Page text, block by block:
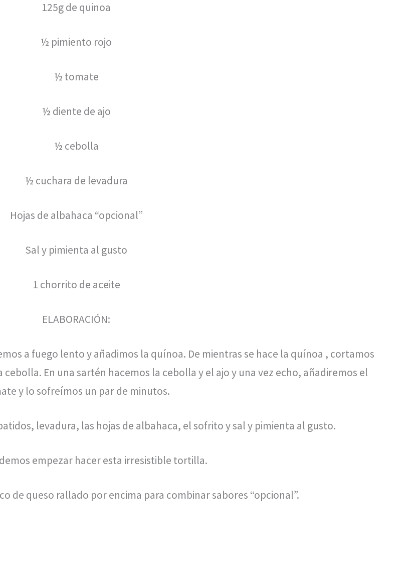
125g de quinoa
½ pimiento rojo
½ tomate
½ diente de ajo
½ cebolla
½ cuchara de levadura
Hojas de albahaca “opcional”
Sal y pimienta al gusto
1 chorrito de aceite
ELABORACIÓN:
a fuego lento y añadimos la quínoa. De mientras se hace la quínoa , cortamos
En una sartén hacemos la cebolla y el ajo y una vez echo, añadiremos el
y lo sofreímos un par de minutos.
levadura, las hojas de albahaca, el sofrito y sal y pimienta al gusto.
empezar hacer esta irresistible tortilla.
de queso rallado por encima para combinar sabores “opcional”.